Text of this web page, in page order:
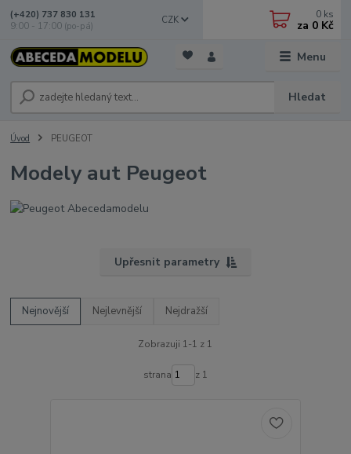
Menu
CZK
Hledat
(+420) 737 830 131
9:00 - 17:00 (po-pá)
0 ks
za 0 Kč
Úvod PEUGEOT
Modely aut Peugeot
Upřesnit parametry
Nejnovější Nejlevnější Nejdražší
Zobrazuji 1-1 z 1
strana z 1